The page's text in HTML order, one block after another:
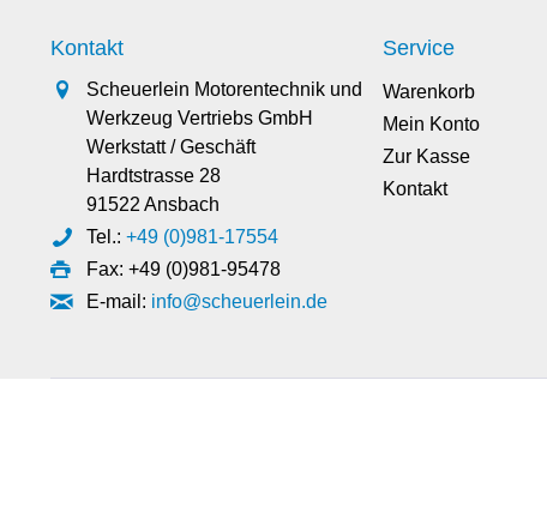
Kontakt
Scheuerlein Motorentechnik und
Werkzeug Vertriebs GmbH
Werkstatt / Geschäft
Hardtstrasse 28
91522 Ansbach
Tel.: +49 (0)981-17554
Fax: +49 (0)981-95478
E-mail: info@scheuerlein.de
Service
Warenkorb
Mein Konto
Zur Kasse
Kontakt